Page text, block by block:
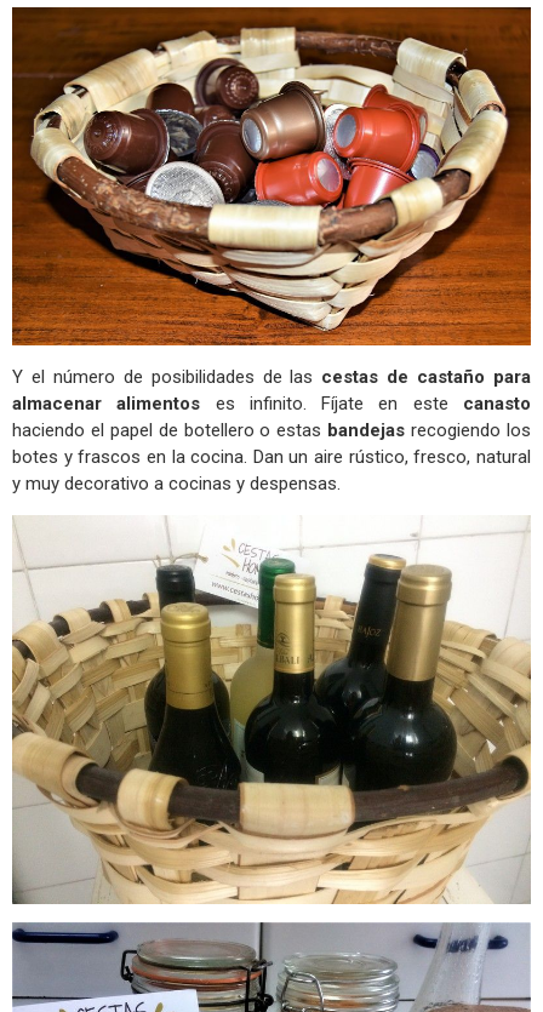
Y el número de posibilidades de las cestas de castaño para
almacenar alimentos es infinito. Fíjate en este canasto
haciendo el papel de botellero o estas bandejas recogiendo los
botes y frascos en la cocina. Dan un aire rústico, fresco, natural
y muy decorativo a cocinas y despensas.